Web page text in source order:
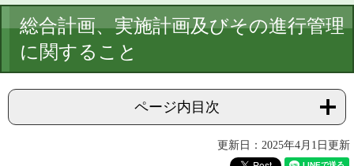
て
文
総合計画、実施計画及びその進行管理
に関すること
ページ内目次
更新日：2025年4月1日更新